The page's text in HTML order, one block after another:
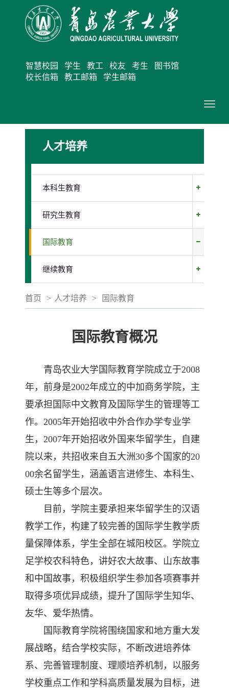
智慧校园 学生 教工 校友 考生
图书馆
校长信箱
教工邮箱 学生邮箱
切
换
人才培养
本科生教育
研究生教育
国际教育
继续教育
首页 > 人才培养 > 国际教育
国际教育概况
青岛农业大学国际教育学院成立于2008
年，前身是2002年成立的中加商务学院，主
要承担国际中文教育及国际学生的管理等工
作。2005年开始招收中外合作办学专业学
生，2007年开始招收外国来华留学生，自建
院以来，共招收来自五大洲30多个国家的20
00余名留学生，涵盖语言进修生、本科生、
硕士生等多个层次。
目前，学院主要承担来华留学生的汉语
教学工作，构建了较完善的国际学生教学质
量保障体系，学生全部在城阳校区。学院立
足学校农科特色，讲好农大故事、山东故事
和中国故事，积极组织学生参加各项赛事并
取得多项优异成绩，提升了国际学生知华、
友华、爱华热情。
国际教育学院将围绕国家和地方重大发
展战略，结合学校实际，不断改进培养体
系、完善管理制度、理顺培养机制，以服务
学校重点工作和学科高质量发展为目标，进